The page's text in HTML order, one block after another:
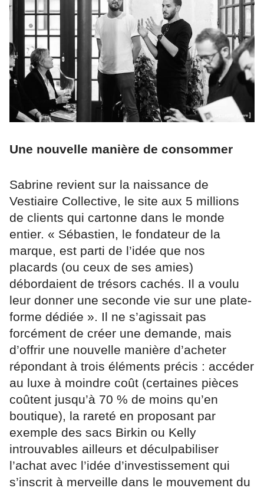
Une nouvelle manière de consommer
Sabrine revient sur la naissance de
Vestiaire Collective, le site aux 5 millions
de clients qui cartonne dans le monde
entier. « Sébastien, le fondateur de la
marque, est parti de l’idée que nos
placards (ou ceux de ses amies)
débordaient de trésors cachés. Il a voulu
leur donner une seconde vie sur une plate-
forme dédiée ». Il ne s’agissait pas
forcément de créer une demande, mais
d’offrir une nouvelle manière d’acheter
répondant à trois éléments précis : accéder
au luxe à moindre coût (certaines pièces
coûtent jusqu’à 70 % de moins qu’en
boutique), la rareté en proposant par
exemple des sacs Birkin ou Kelly
introuvables ailleurs et déculpabiliser
l’achat avec l’idée d’investissement qui
s’inscrit à merveille dans le mouvement du